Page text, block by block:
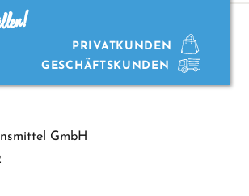
GmbH
PRIVATKUNDEN
GESCHÄFTSKUNDEN